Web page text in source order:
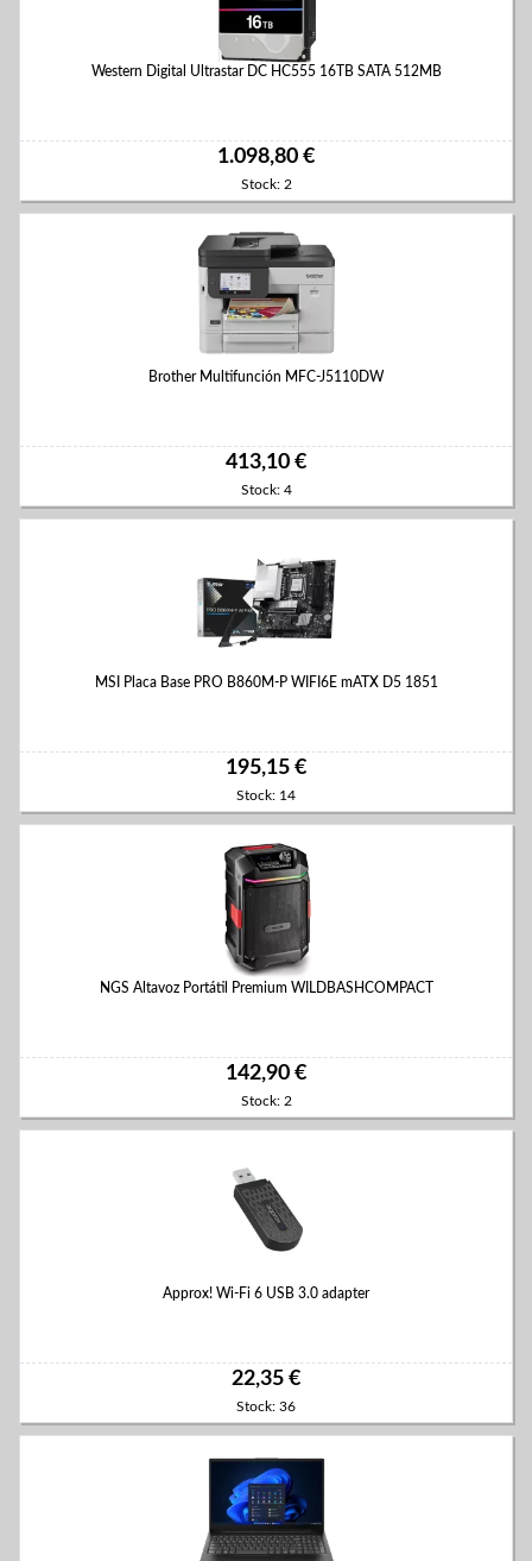
Western Digital Ultrastar DC HC555 16TB SATA 512MB
1.098,80 €
Stock: 2
Brother Multifunción MFC-J5110DW
413,10 €
Stock: 4
MSI Placa Base PRO B860M-P WIFI6E mATX D5 1851
195,15 €
Stock: 14
NGS Altavoz Portátil Premium WILDBASHCOMPACT
142,90 €
Stock: 2
Approx! Wi-Fi 6 USB 3.0 adapter
22,35 €
Stock: 36